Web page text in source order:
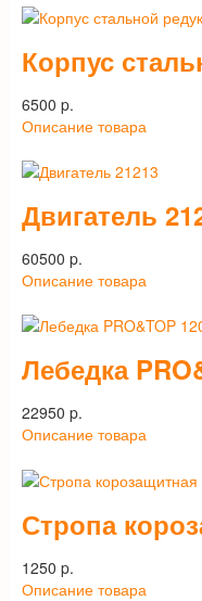
Корпус
6500 p.
Описание товара
Двигатель
60500 p.
Описание товара
Лебедка
22950 p.
Описание товара
Стропа
1250 p.
Описание товара